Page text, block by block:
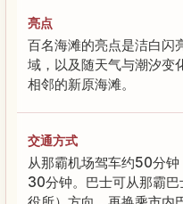
亮点
百名海滩的亮点是洁白闪
域，以及随天气与潮汐变
相邻的新原海滩。
交通方式
从那霸机场驾车约50分
30分钟。巴士可从那霸